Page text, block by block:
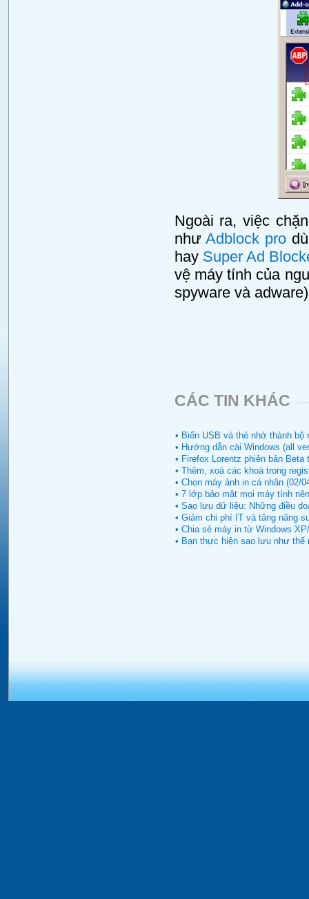
Ngoài ra, việc
nhưAdblock pro
hay Super Ad
vệ máy tính của
spyware và
CÁC TIN KHÁC
• Biến USB và thẻ nhớ thành bộ
• Hướng dẫn cài Windows (all
• Firefox Lorentz phiên bản
• Thêm, xoá các khoá trong
• Chọn máy ảnh in cá nhân (02/
• 7 lớp bảo mật mọi máy tính
• Sao lưu dữ liệu: Những điều
• Giảm chi phí IT và tăng năng
• Chia sẻ máy in từ Windows
• Bạn thực hiện sao lưu như thế